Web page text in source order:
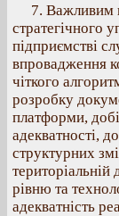
7. Важливим
стратегічного
підприємстві
впровадження
чіткого
розробку
платформи,
адекватності,
структурних
територіальній
рівню та
адекватність